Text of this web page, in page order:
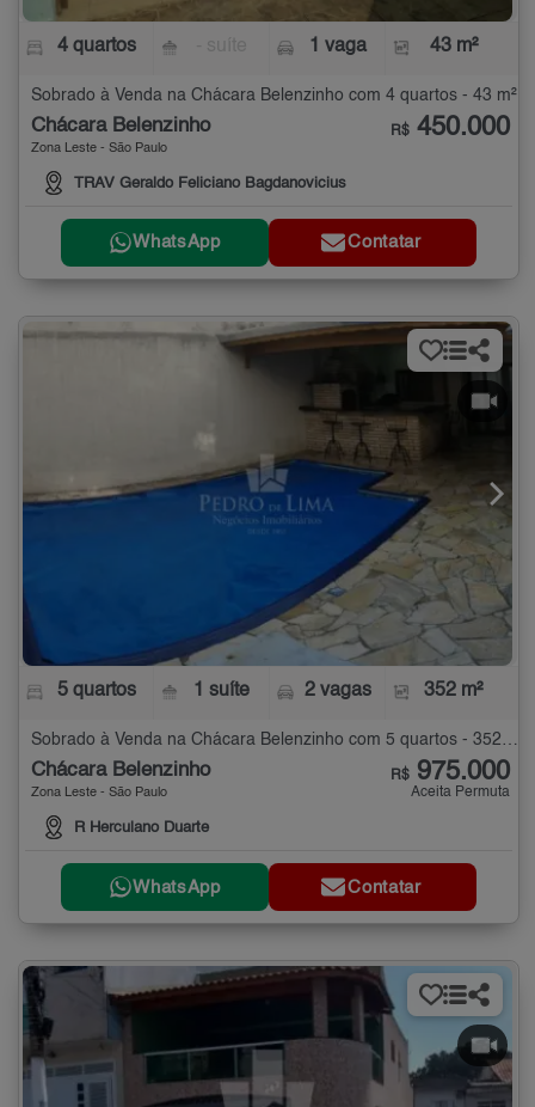
4 quartos 1 vaga 43 m²
Sobrado à Venda na Chácara Belenzinho com 4 quartos - 43 m²
Chácara Belenzinho
Zona Leste - São Paulo
TRAV Geraldo Feliciano Bagdanovicius
R$ 450.000
WhatsApp Contatar
5 quartos 1 suíte 2 vagas 352 m²
Sobrado à Venda na Chácara Belenzinho com 5 quartos - 352 m²
Chácara Belenzinho
Zona Leste - São Paulo
R Herculano Duarte
R$ 975.000
Aceita Permuta
WhatsApp Contatar